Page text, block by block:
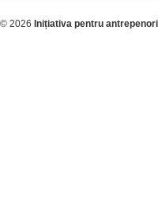
© 2026 Inițiativa pentru